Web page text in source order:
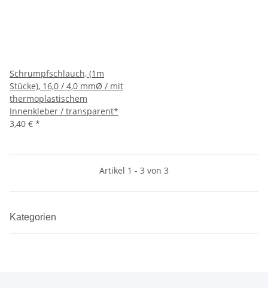
Schrumpfschlauch, (1m
Stücke), 16,0 / 4,0 mmØ / mit
thermoplastischem
Innenkleber / transparent*
3,40 € *
Artikel 1 - 3 von 3
Kategorien